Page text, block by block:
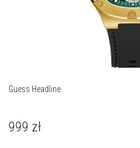
Guess Headline
999 zł